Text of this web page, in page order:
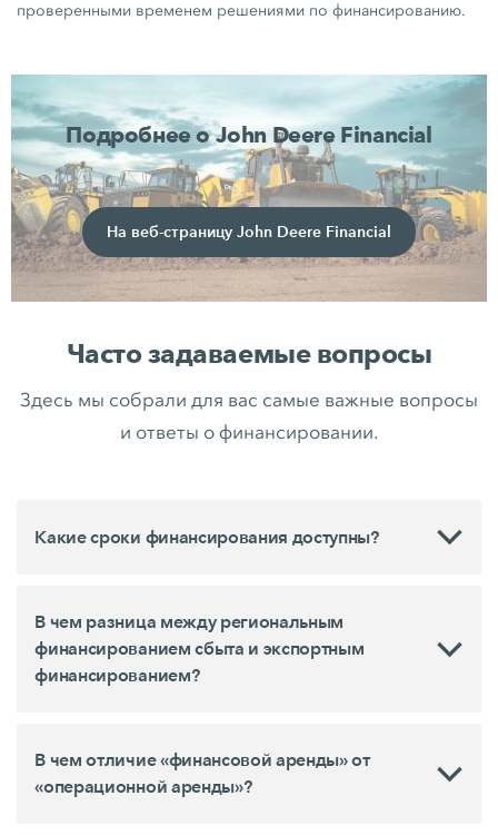
проверенными временем решениями по финансированию.
Подробнее о John Deere Financial
На веб-страницу John Deere Financial
Часто задаваемые вопросы
Здесь мы собрали для вас самые важные вопросы
и ответы о финансировании.
Какие сроки финансирования доступны?
В чем разница между региональным
финансированием сбыта и экспортным
финансированием?
В чем отличие «финансовой аренды» от
«операционной аренды»?